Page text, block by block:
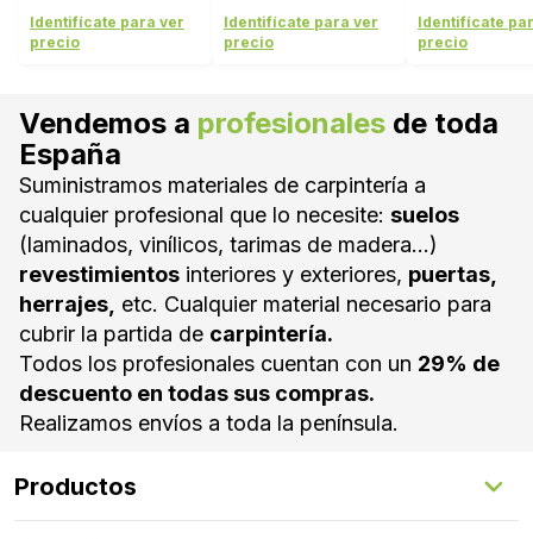
Identifícate para ver
precio
Identifícate para ver
precio
Identifícate
precio
Vendemos a profesionales de toda
España
Suministramos materiales de carpintería a
cualquier profesional que lo necesite: suelos
(laminados, vinílicos, tarimas de madera...)
revestimientos interiores y exteriores, puertas,
herrajes, etc. Cualquier material necesario para
cubrir la partida de carpintería.
Todos los profesionales cuentan con un 29% de
descuento en todas sus compras.
Realizamos envíos a toda la península.
Productos